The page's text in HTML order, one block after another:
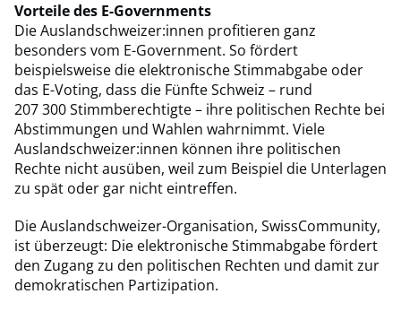
Vorteile des E-Governments
Die Auslandschweizer:innen profitieren ganz
besonders vom E-Government. So fördert
beispielsweise die elektronische Stimmabgabe oder
das E-Voting, dass die Fünfte Schweiz – rund
207 300 Stimmberechtigte – ihre politischen Rechte bei
Abstimmungen und Wahlen wahrnimmt. Viele
Auslandschweizer:innen können ihre politischen
Rechte nicht ausüben, weil zum Beispiel die Unterlagen
zu spät oder gar nicht eintreffen.
Die Auslandschweizer-Organisation, SwissCommunity,
ist überzeugt: Die elektronische Stimmabgabe fördert
den Zugang zu den politischen Rechten und damit zur
demokratischen Partizipation.